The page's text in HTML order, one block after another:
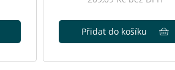
Přidat do košíku